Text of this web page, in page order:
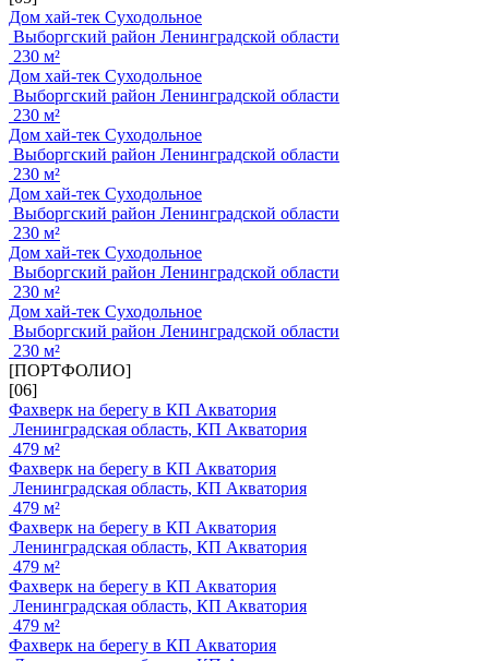
Дом хай-тек Суходольное
Выборгский район Ленинградской области
230 м²
Дом хай-тек Суходольное
Выборгский район Ленинградской области
230 м²
Дом хай-тек Суходольное
Выборгский район Ленинградской области
230 м²
Дом хай-тек Суходольное
Выборгский район Ленинградской области
230 м²
Дом хай-тек Суходольное
Выборгский район Ленинградской области
230 м²
Дом хай-тек Суходольное
Выборгский район Ленинградской области
230 м²
[ПОРТФОЛИО]
[06]
Фахверк на берегу в КП Акватория
Ленинградская область, КП Акватория
479 м²
Фахверк на берегу в КП Акватория
Ленинградская область, КП Акватория
479 м²
Фахверк на берегу в КП Акватория
Ленинградская область, КП Акватория
479 м²
Фахверк на берегу в КП Акватория
Ленинградская область, КП Акватория
479 м²
Фахверк на берегу в КП Акватория